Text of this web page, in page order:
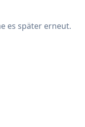
es später erneut.